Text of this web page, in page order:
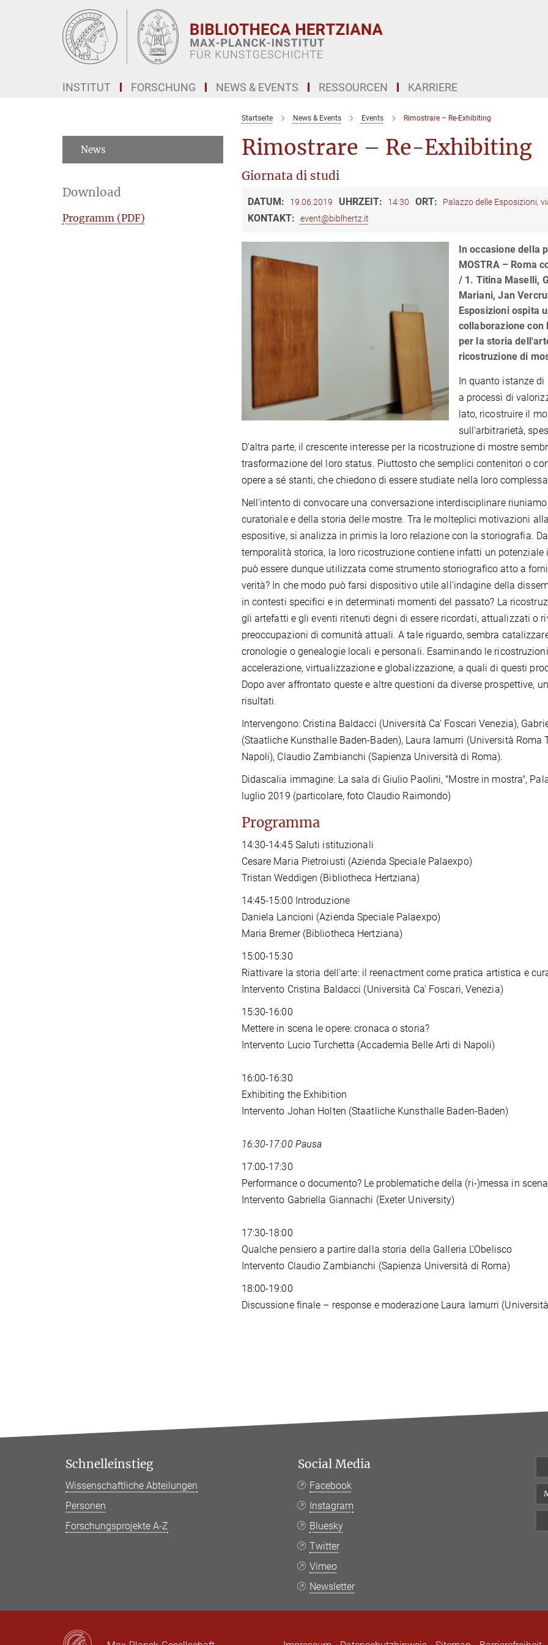
INSTITUT FORSCHUNG NEWS & EVENTS RESSOURCEN KARRIERE
Startseite News & Events Events Rimostrare – Re-Exhibiting
Rimostrare – Re-Exhibiting
Giornata di studi
DATUM: 19.06.2019 UHRZEIT: 14:30 ORT: Palazzo delle Esposizioni,
KONTAKT: event@biblhertz.it
In occasione della
MOSTRA – Roma
/ 1. Titina Maselli,
Mariani, Jan
Esposizioni ospita
collaborazione con
per la storia
ricostruzione di
In quanto istanze di
a processi di
lato, ricostruire il
sull'arbitrarietà,
D'altra parte, il crescente interesse per la ricostruzione di mostre
trasformazione del loro status. Piuttosto che semplici contenitori o
opere a sé stanti, che chiedono di essere studiate nella loro
Nell'intento di convocare una conversazione interdisciplinare
curatoriale e della storia delle mostre. Tra le molteplici motivazioni
espositive, si analizza in primis la loro relazione con la storiografia.
temporalità storica, la loro ricostruzione contiene infatti un
può essere dunque utilizzata come strumento storiografico atto a
verità? In che modo può farsi dispositivo utile all'indagine della
in contesti specifici e in determinati momenti del passato? La
gli artefatti e gli eventi ritenuti degni di essere ricordati, attualizzati o
preoccupazioni di comunità attuali. A tale riguardo, sembra
cronologie o genealogie locali e personali. Esaminando le
accelerazione, virtualizzazione e globalizzazione, a quali di questi
Dopo aver affrontato queste e altre questioni da diverse prospettive,
risultati.
Intervengono: Cristina Baldacci (Università Ca' Foscari Venezia),
(Staatliche Kunsthalle Baden-Baden), Laura Iamurri (Università Roma
Napoli), Claudio Zambianchi (Sapienza Università di Roma).
Didascalia immagine: La sala di Giulio Paolini, "Mostre in mostra",
luglio 2019 (particolare, foto Claudio Raimondo)
Programma
14:30-14:45 Saluti istituzionali
Cesare Maria Pietroiusti (Azienda Speciale Palaexpo)
Tristan Weddigen (Bibliotheca Hertziana)
14:45-15:00 Introduzione
Daniela Lancioni (Azienda Speciale Palaexpo)
Maria Bremer (Bibliotheca Hertziana)
15:00-15:30
Riattivare la storia dell'arte: il reenactment come pratica artistica e
Intervento Cristina Baldacci (Università Ca' Foscari, Venezia)
15:30-16:00
Mettere in scena le opere: cronaca o storia?
Intervento Lucio Turchetta (Accademia Belle Arti di Napoli)
16:00-16:30
Exhibiting the Exhibition
Intervento Johan Holten (Staatliche Kunsthalle Baden-Baden)
16:30-17:00 Pausa
17:00-17:30
Performance o documento? Le problematiche della (ri-)messa in
Intervento Gabriella Giannachi (Exeter University)
17:30-18:00
Qualche pensiero a partire dalla storia della Galleria L'Obelisco
Intervento Claudio Zambianchi (Sapienza Università di Roma)
18:00-19:00
Discussione finale – response e moderazione Laura Iamurri
News
Download
Programm (PDF)
Schnelleinstieg
Wissenschaftliche Abteilungen
Personen
Forschungsprojekte A-Z
Social Media
Facebook
Instagram
Bluesky
Twitter
Vimeo
Newsletter